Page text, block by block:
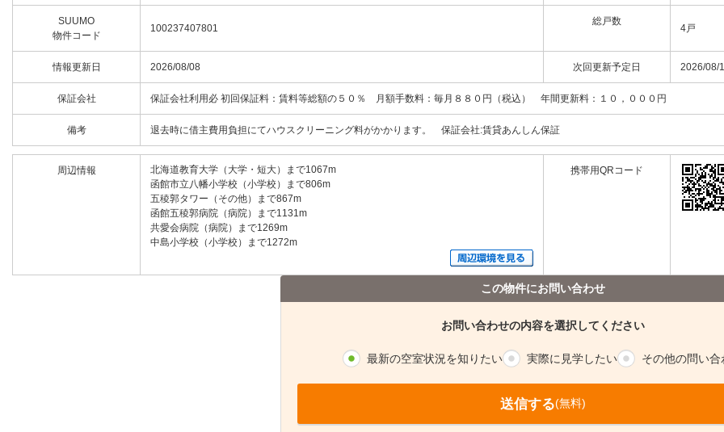
SUUMO
物件コード
100237407801
総戸数
4戸
情報更新日 2026/08/08 次回更新予定日 2026/08/
保証会社 保証会社利用必 初回保証料：賃料等総額の５０％ 月額手数料：毎月８８０円（税込） 年間更新料：１０，０００円
備考 退去時に借主費用負担にてハウスクリーニング料がかかります。 保証会社:賃貸あんしん保証
周辺情報
北海道教育大学（大学・短大）まで1067m
函館市立八幡小学校（小学校）まで806m
五稜郭タワー（その他）まで867m
函館五稜郭病院（病院）まで1131m
共愛会病院（病院）まで1269m
中島小学校（小学校）まで1272m
携帯用QRコード
この物件にお問い合わせ
お問い合わせの内容を選択してください
最新の空室状況を知りたい 実際に 見学したい その他の問い合
送信する(無料)